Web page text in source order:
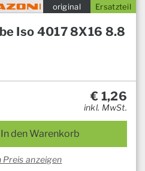
Ersatzteil
original
Iso 4017 8X16 8.8
€ 1,26
inkl. MwSt.
In den Warenkorb
Preis anzeigen